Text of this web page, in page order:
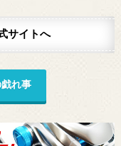
サイトへ
れ事